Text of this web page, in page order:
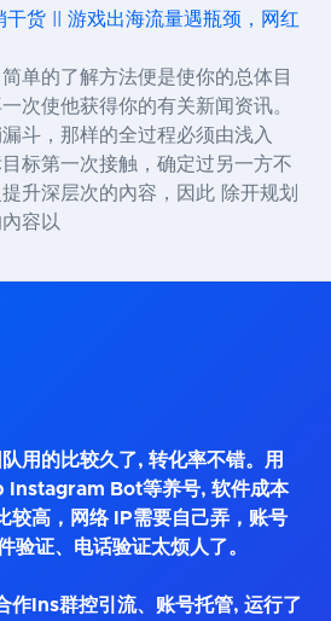
干货 || 游戏出海流量遇瓶颈，网红
单的了解方法便是使你的总体目
次使他获得你的有关新闻资讯。
斗，那样的全过程必须由浅入
标第一次接触，确定过另一方不
升深层次的內容，因此 除开规划
容以
用的比较久了, 转化率不错。用
Bot等养号, 软件成本
较高，网络 IP需要自己弄，账号
证、电话验证太烦人了。
作Ins群控引流、账号托管, 运行了